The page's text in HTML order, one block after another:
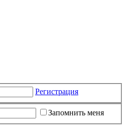
Регистрация
Запомнить меня